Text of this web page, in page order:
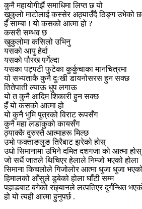
कुनै महायोगीझैं समाधिमा लिप्त छ यो
खुकुलो माटोलाई कस्सेर अठ्याउँदै ठिङ्ग उभेको छ
हँ साम्बा ! यो कसको आत्मा हो ?
कसरी सम्भव छ
खुकुलोमा कसिलो उभिनु
यसको आयु हेर्दा
यसको पौरख पर्गेल्दा
यसका पट्पटी फुटेका कुर्कुचाका मानचित्रमा
यो सभ्यताकै कुनै दुःखी डायनोसरस हुन सक्छ
तितेपाती ल्याऊ धुप लगाऊ
यो त कुनै आदिम शिकारी हुन सक्छ
हँ यो कसको आत्मा हो
यो कुनै भुमि पुत्रको विराट रूपसँग
कुनै महा लडाकुको कायसँग
ठ्याक्कै दुरुस्तै आत्माहरू मिल्छ
उभो फक्ताङलुङ तिरैबाट झरेको होस्
उधो सिमानामा उभिने दमित दशगजा को आत्मा होस्
जो सधैं जातले थिचिएर हेलाले निम्जो भएको होला
सिमाना किचलोले गिजोलोर आत्मा धुजा धुजा
हिमालको आँसुले डुबेको होला घाँटी सम्म
पहाडबाट बगेको रछ्यानले लत्पतिएर दुर्गन्धित
हो यो त्यही आत्मा हुनुपर्छ .